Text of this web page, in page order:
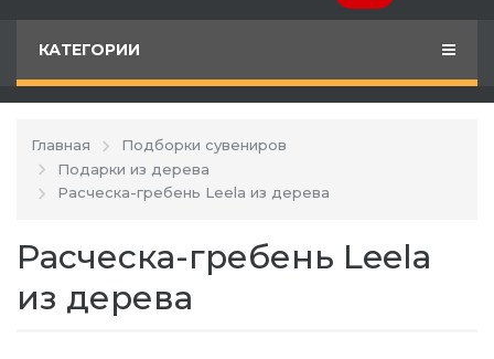
КАТЕГОРИИ
Главная
Подборки сувениров
Подарки из дерева
Расческа-гребень Leela из дерева
Расческа-гребень Leela
из дерева